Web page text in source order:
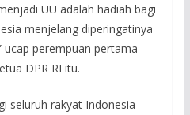
UU adalah hadiah bagi
menjelang diperingatinya
ucap perempuan pertama
DPR RI itu.
seluruh rakyat Indonesia